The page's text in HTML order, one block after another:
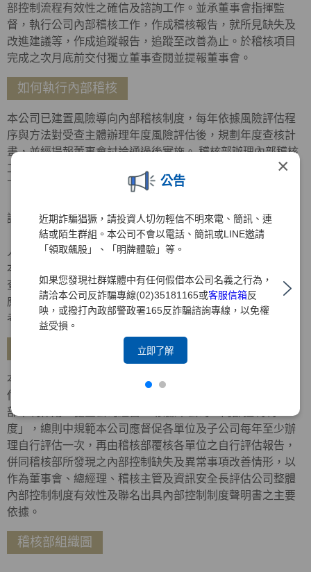
×
公告
近期詐騙猖獗，請投資人切勿輕信不明來電、簡訊、連
結或陌生群組。本公司不會以電話、簡訊或LINE邀請
「領取飆股」、「明牌體驗」等。
如果您發現社群媒體中有任何假借本公司名義之行為，
請洽本公司反詐騙專線(02)35181165或客服信箱反
映，或撥打內政部警政署165反詐騙諮詢專線，以免權
益受損。
立即了解
部控制流程有效性之確信及諮詢工作。並承董事會指揮監
督，執行公司內部稽核工作，作成稽核報告，就所見缺失及
改進建議等，作成追蹤報告，追蹤至改善為止。於稽核項目
完成之次月底前交付獨立董事查閱並提報董事會。
如何執行內部稽核
本公司已建置風險導向內部稽核制度，每年依據風險評估程
序與方法對受查主體辦理年度風險評估後，規劃年度查核計
畫，並經提報董事會討論通過後實施。 稽核部辦理內部稽核
工作，其內部稽核報告內容應依受檢單位之性質，分別揭露
下列項目：
議。
． 對各單位發生重大違法、缺失或弊端之檢查意見及對失職
人員之懲處建議。
本公司稽核部對於金融檢查機關、會計師、金控公司及自行
查核所提列檢查意見或查核缺失及內部控制制度聲明書所列
應加強事項改善措施，應持續追蹤覆查，列為對各部門績效
考核之重要項目。
本公司已訂定「內部控制制度自行評估辦法」，建立自行評
估制度，明訂自行評估內容、作業程序及方式等，以發揮內
部牽制作用，健全公司經營。 依據本公司「內部控制制
度」，總則中規範本公司應督促各單位及子公司每年至少辦
理自行評估一次，再由稽核部覆核各單位之自行評估報告，
併同稽核部所發現之內部控制缺失及異常事項改善情形，以
作為董事會、總經理、稽核主管及資訊安全長評估公司整體
內部控制制度有效性及聯名出具內部控制制度聲明書之主要
依據。
稽核部組織圖